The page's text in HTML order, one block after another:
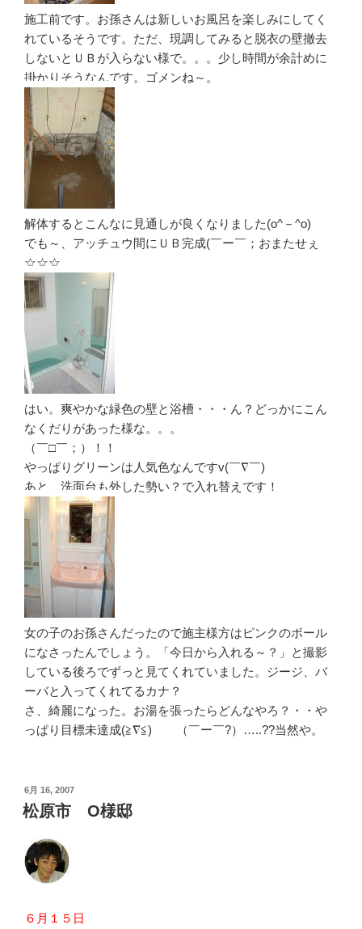
施工前です。お孫さんは新しいお風呂を楽しみにしてく
れているそうです。ただ、現調してみると脱衣の壁撤去
しないとＵＢが入らない様で。。。少し時間が余計めに
掛かりそうなんです。ゴメンね～。
解体するとこんなに見通しが良くなりました(o^－^o)
でも～、アッチュウ間にＵＢ完成(￣ー￣；おまたせぇ
☆☆☆
はい。爽やかな緑色の壁と浴槽・・・ん？どっかにこん
なくだりがあった様な。。。
（￣□￣；）！！
やっぱりグリーンは人気色なんですv(￣∇￣)
あと、洗面台も外した勢い？で入れ替えです！
女の子のお孫さんだったので施主様方はピンクのボール
になさったんでしょう。「今日から入れる～？」と撮影
している後ろでずっと見てくれていました。ジージ、バ
ーバと入ってくれてるカナ？
さ、綺麗になった。お湯を張ったらどんなやろ？・・や
っぱり目標未達成(≧∇≦) （￣ー￣?）…..??当然や。
投
稿
日:
6月 16, 2007
松原市 O様邸
６月１５日